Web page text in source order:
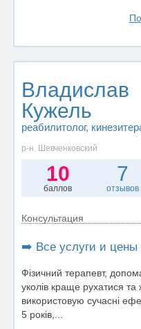
Владислав
Кужель
реабилитолог,
р-н. Шевченковский
10
баллов
7
отзывов
Консультация
➡️ Все услуги и цены
Фізичний терапевт,
уколів краще рухатися
використовую сучасні
5 років,...